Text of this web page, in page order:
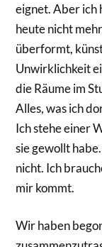
eignet. Aber ich
heute nicht
überformt,
Unwirklichkeit
die Räume im
Alles, was ich
Ich stehe einer
sie gewollt
nicht. Ich
mir kommt.
Wir haben